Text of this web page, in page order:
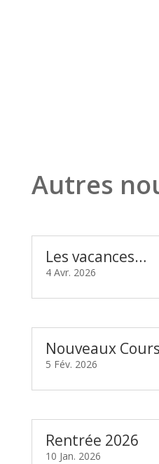
Autres
Les vacances…
4 Avr. 2026
Nouveaux
5 Fév. 2026
Rentrée 2026
10 Jan. 2026